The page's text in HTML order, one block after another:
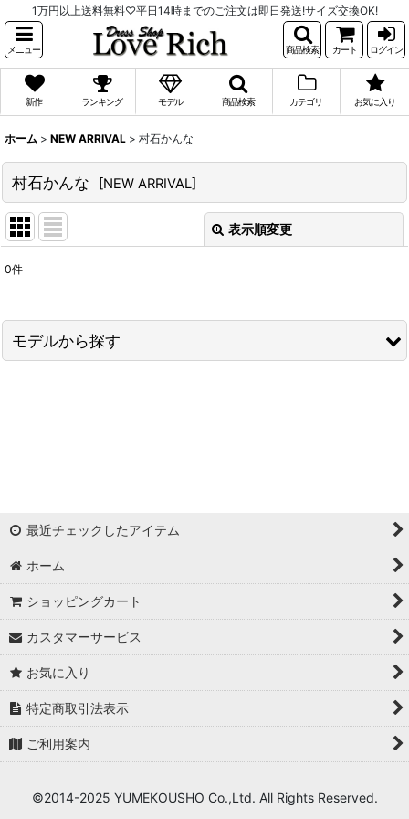
1万円以上送料無料♡平日14時までのご注文は即日発送!サイズ交換OK!
メニュー 商品検索 カート ログイン
新作 ランキング モデル 商品検索 カテゴリ お気に入り
ホーム > NEW ARRIVAL > 村石かんな
村石かんな [NEW ARRIVAL]
表示順変更
並び順
0件
モデルから探す
AN
みみ
華
杉山佳那惠
真優川咲
最近チェックしたアイテム
ホーム
ショッピングカート
カスタマーサービス
お気に入り
特定商取引法表示
ご利用案内
©2014-2025 YUMEKOUSHO Co.,Ltd. All Rights Reserved.